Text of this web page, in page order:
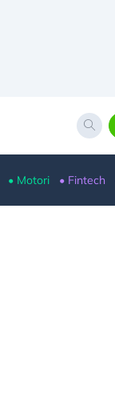
• Motori • Fintech